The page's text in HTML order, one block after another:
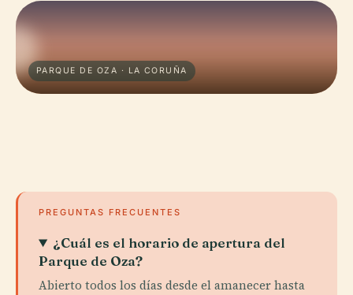
PARQUE DE OZA · LA CORUÑA
PREGUNTAS FRECUENTES
¿Cuál es el horario de apertura del
Parque de Oza?
Abierto todos los días desde el amanecer hasta